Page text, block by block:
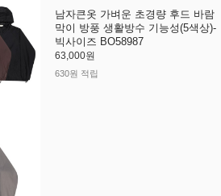
남자큰옷 가벼운 초경량 후드 바람
막이 방풍 생활방수 기능성(5색상)-
빅사이즈 BO58987
63,000원
630원 적립